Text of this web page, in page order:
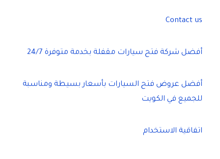
Contact us
أفضل شركة فتح سيارات مقفلة بخدمة متوفرة 24/7
أفضل عروض فتح السيارات بأسعار بسيطة ومناسبة
للجميع في الكويت
اتفاقية الاستخدام